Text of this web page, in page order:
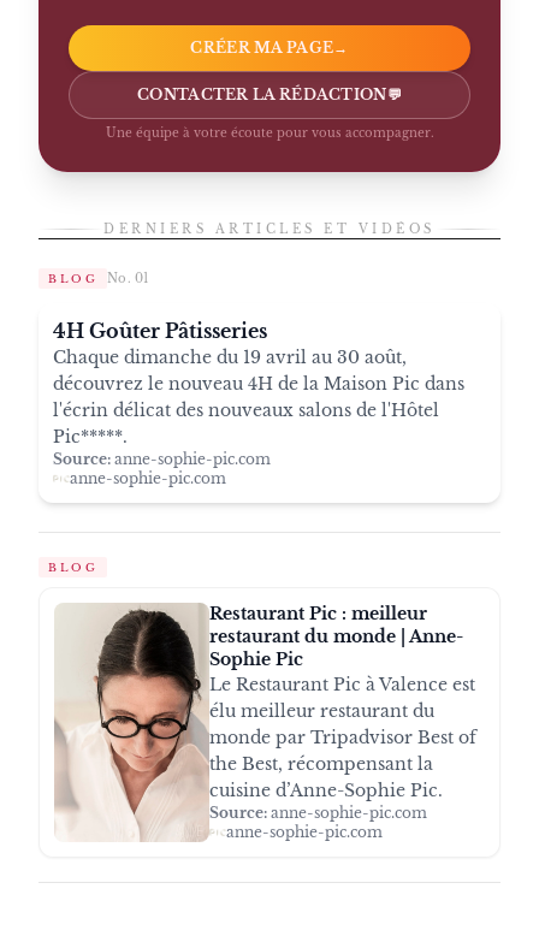
CRÉER MA PAGE→
CONTACTER LA RÉDACTION💬
Une équipe à votre écoute pour vous accompagner.
DERNIERS ARTICLES ET VIDÉOS
BLOG No. 01
4H Goûter Pâtisseries
Chaque dimanche du 19 avril au 30 août,
découvrez le nouveau 4H de la Maison Pic dans
l'écrin délicat des nouveaux salons de l'Hôtel
Pic*****.
Source: anne-sophie-pic.com
anne-sophie-pic.com
BLOG
Restaurant Pic : meilleur
restaurant du monde | Anne-
Sophie Pic
Le Restaurant Pic à Valence est
élu meilleur restaurant du
monde par Tripadvisor Best of
the Best, récompensant la
cuisine d’Anne-Sophie Pic.
Source: anne-sophie-pic.com
anne-sophie-pic.com